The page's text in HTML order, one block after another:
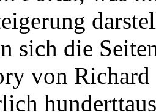
sich die
von